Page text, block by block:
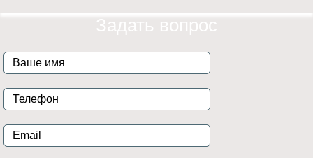
Задать вопрос